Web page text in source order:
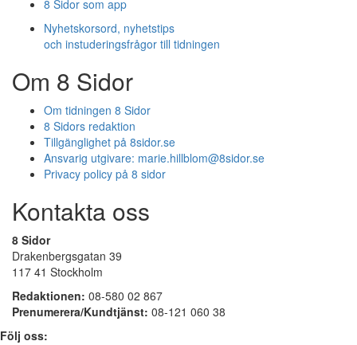
8 Sidor som app
Nyhetskorsord, nyhetstips
och instuderingsfrågor till tidningen
Om 8 Sidor
Om tidningen 8 Sidor
8 Sidors redaktion
Tillgänglighet på 8sidor.se
Ansvarig utgivare: marie.hillblom@8sidor.se
Privacy policy på 8 sidor
Kontakta oss
8 Sidor
Drakenbergsgatan 39
117 41 Stockholm
Redaktionen: 08-580 02 867
Prenumerera/Kundtjänst: 08-121 060 38
Följ oss: